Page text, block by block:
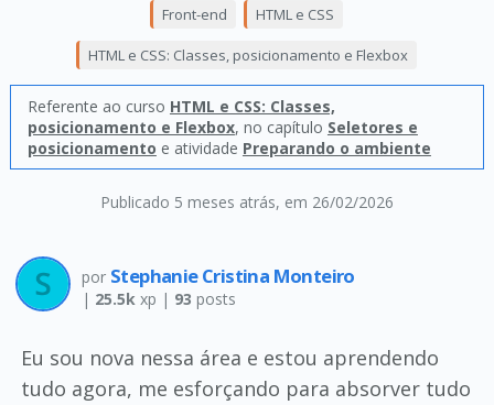
Publicado 5 meses atrás, em 26/02/2026
Front-end HTML e CSS
HTML e CSS: Classes, posicionamento e Flexbox
Referente ao curso HTML e CSS: Classes,
posicionamento e Flexbox, no capítulo Seletores e
posicionamento e atividade Preparando o ambiente
por Stephanie Cristina Monteiro
| 25.5kxp | 93 posts
Eu sou nova nessa área e estou aprendendo
tudo agora, me esforçando para absorver tudo